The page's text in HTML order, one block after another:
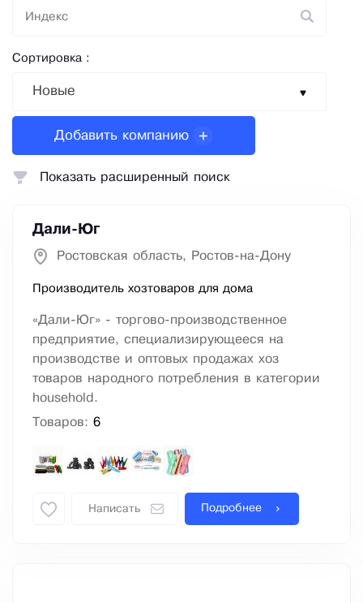
Сортировка :
Новые
Добавить компанию
Дали-Юг
Ростовская область, Ростов-на-Дону
Производитель хозтоваров для дома
«Дали-Юг» - торгово-производственное
предприятие, специализирующееся на
производстве и оптовых продажах хоз
товаров народного потребления в категории
household.
Товаров: 6
Написать Подробнее
Показать расширенный поиск